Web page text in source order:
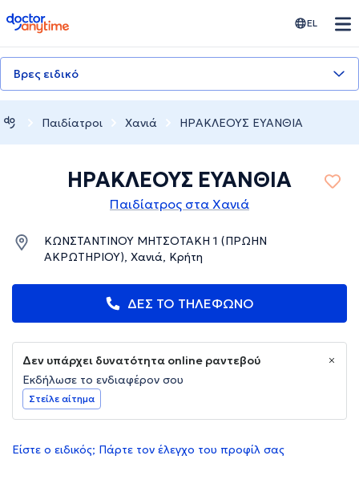
doctoranytime EL
Βρες ειδικό
Παιδίατροι Χανιά ΗΡΑΚΛΕΟΥΣ ΕΥΑΝΘΙΑ
ΗΡΑΚΛΕΟΥΣ ΕΥΑΝΘΙΑ
Παιδίατρος στα Χανιά
ΚΩΝΣΤΑΝΤΙΝΟΥ ΜΗΤΣΟΤΑΚΗ 1 (ΠΡΩΗΝ
ΑΚΡΩΤΗΡΙΟΥ), Χανιά, Κρήτη
ΔΕΣ ΤΟ ΤΗΛΕΦΩΝΟ
Δεν υπάρχει δυνατότητα online ραντεβού
Εκδήλωσε το ενδιαφέρον σου
Στείλε αίτημα
Είστε ο ειδικός; Πάρτε τον έλεγχο του προφίλ σας